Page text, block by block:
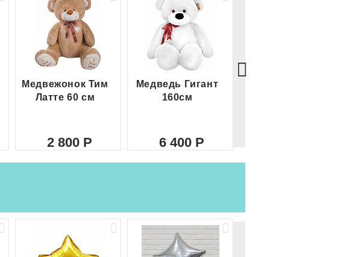
Медвежонок Тим
Латте 60 см
2 800
Медведь Гигант
160см
6 400